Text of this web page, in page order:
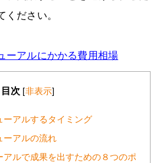
ださい。
ーアルにかかる費用相場
目次 [非表示]
ーアルするタイミング
ーアルの流れ
アルで成果を出すための８つのポ